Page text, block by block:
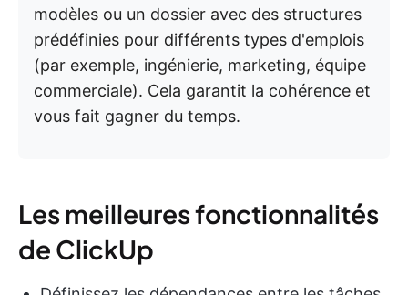
modèles ou un dossier avec des structures
prédéfinies pour différents types d'emplois
(par exemple, ingénierie, marketing, équipe
commerciale). Cela garantit la cohérence et
vous fait gagner du temps.
Les meilleures fonctionnalités
de ClickUp